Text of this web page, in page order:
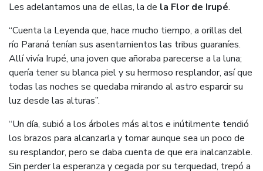
Les adelantamos una de ellas, la de la Flor de Irupé.
“Cuenta la Leyenda que, hace mucho tiempo, a orillas del
río Paraná tenían sus asentamientos las tribus guaraníes.
Allí vivía Irupé, una joven que añoraba parecerse a la luna;
quería tener su blanca piel y su hermoso resplandor, así que
todas las noches se quedaba mirando al astro esparcir su
luz desde las alturas”.
“Un día, subió a los árboles más altos e inútilmente tendió
los brazos para alcanzarla y tomar aunque sea un poco de
su resplandor, pero se daba cuenta de que era inalcanzable.
Sin perder la esperanza y cegada por su terquedad, trepó a